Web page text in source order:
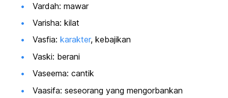
Vardah: mawar
Varisha: kilat
Vasfia: karakter, kebajikan
Vaski: berani
Vaseema: cantik
Vaasifa: seseorang yang mengorbankan